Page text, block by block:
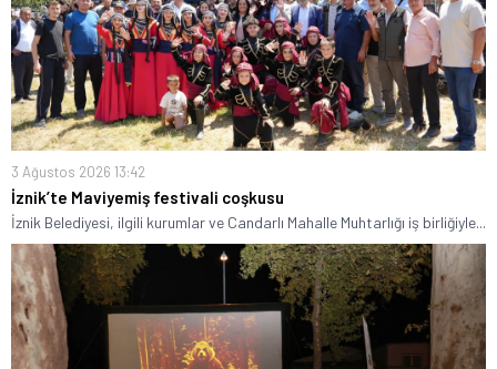
3 Ağustos 2026 13:42
İznik’te Maviyemiş festivali coşkusu
İznik Belediyesi, ilgili kurumlar ve Candarlı Mahalle Muhtarlığı iş birliğiyle...